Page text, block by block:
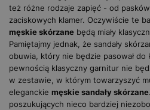
też różne rodzaje zapięć - od
zaciskowych klamer. Oczywiście te
męskie skórzane będą miały
Pamiętajmy jednak, że sandały
obuwia, który nie będzie pasował do
pewnością klasyczny garnitur nie
w zestawie, w którym towarzyszyć
eleganckie męskie sandały skórzane
poszukujących nieco bardziej